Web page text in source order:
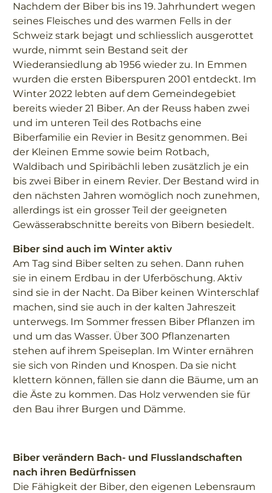
Nachdem der Biber bis ins 19. Jahrhundert wegen
seines Fleisches und des warmen Fells in der
Schweiz stark bejagt und schliesslich ausgerottet
wurde, nimmt sein Bestand seit der
Wiederansiedlung ab 1956 wieder zu. In Emmen
wurden die ersten Biberspuren 2001 entdeckt. Im
Winter 2022 lebten auf dem Gemeindegebiet
bereits wieder 21 Biber. An der Reuss haben zwei
und im unteren Teil des Rotbachs eine
Biberfamilie ein Revier in Besitz genommen. Bei
der Kleinen Emme sowie beim Rotbach,
Waldibach und Spiribächli leben zusätzlich je ein
bis zwei Biber in einem Revier. Der Bestand wird in
den nächsten Jahren womöglich noch zunehmen,
allerdings ist ein grosser Teil der geeigneten
Gewässerabschnitte bereits von Bibern besiedelt.
Biber sind auch im Winter aktiv
Am Tag sind Biber selten zu sehen. Dann ruhen
sie in einem Erdbau in der Uferböschung. Aktiv
sind sie in der Nacht. Da Biber keinen Winterschlaf
machen, sind sie auch in der kalten Jahreszeit
unterwegs. Im Sommer fressen Biber Pflanzen im
und um das Wasser. Über 300 Pflanzenarten
stehen auf ihrem Speiseplan. Im Winter ernähren
sie sich von Rinden und Knospen. Da sie nicht
klettern können, fällen sie dann die Bäume, um an
die Äste zu kommen. Das Holz verwenden sie für
den Bau ihrer Burgen und Dämme.
Biber verändern Bach- und Flusslandschaften
nach ihren Bedürfnissen
Die Fähigkeit der Biber, den eigenen Lebensraum